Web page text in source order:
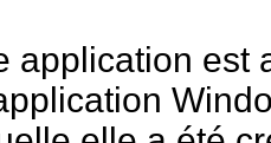
application est